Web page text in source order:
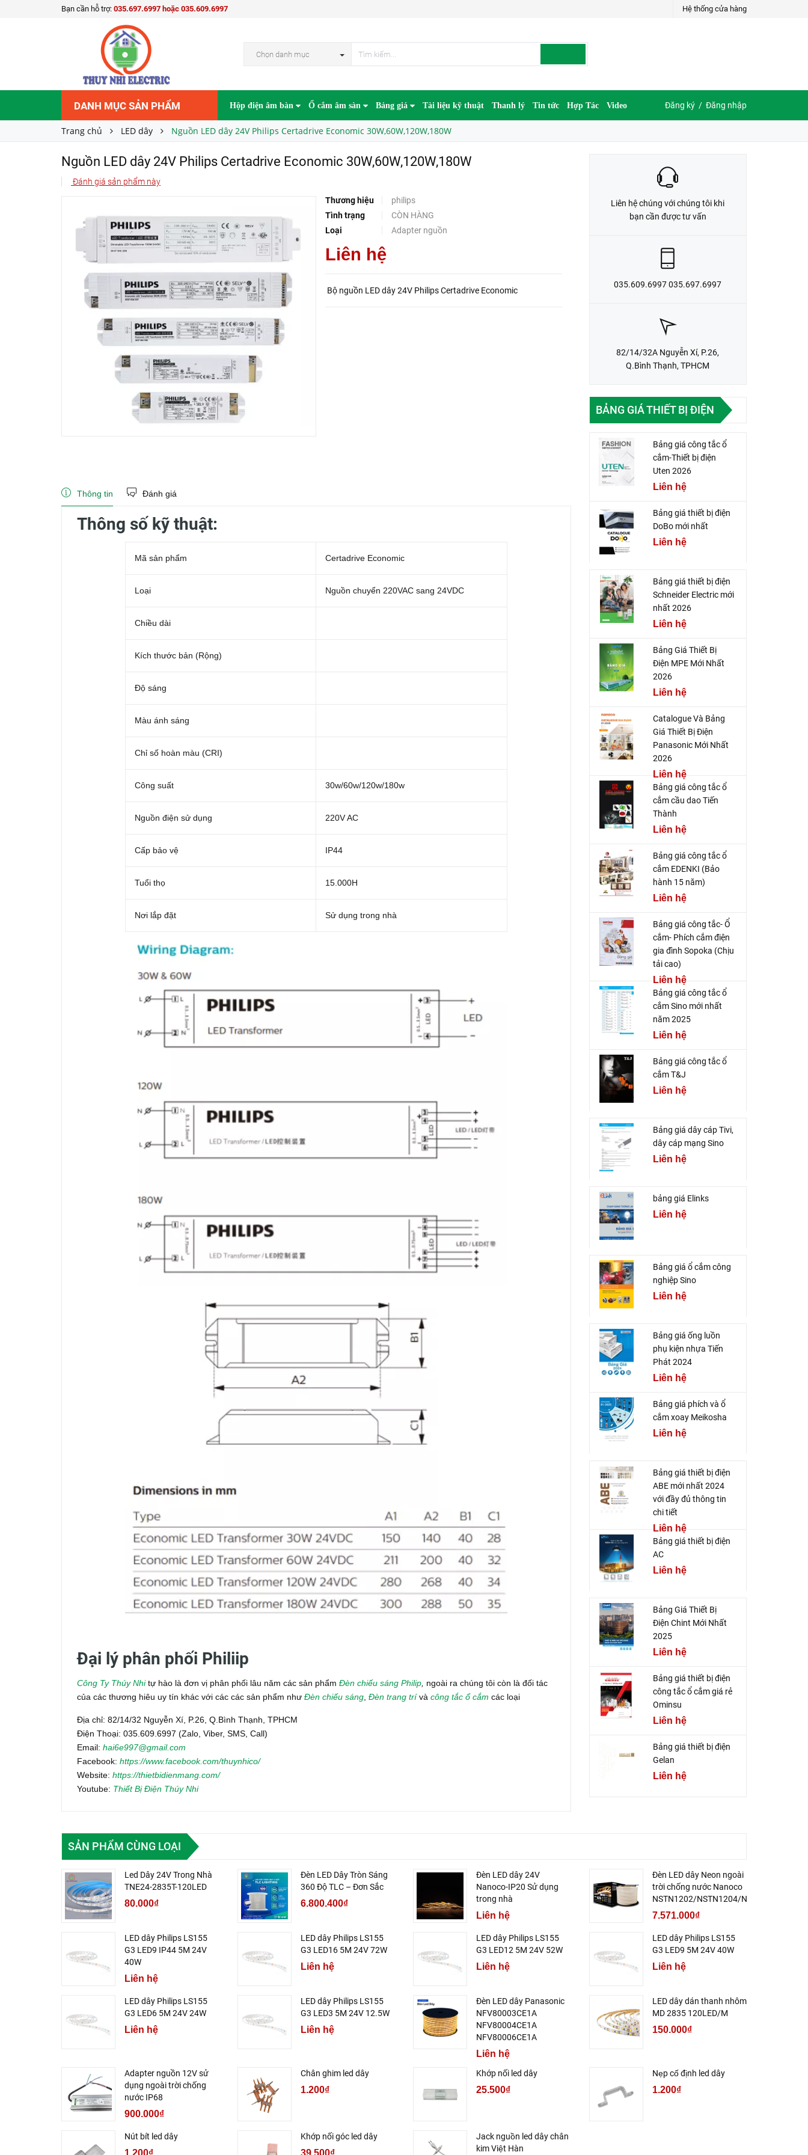
Bạn cần hỗ trợ: 035.697.6997 hoặc 035.609.6997 Hệ thống cửa hàng
Chọn danh mục
DANH MỤC SẢN PHẨM Hộp điện âm bàn Ổ cắm âm sàn Bảng giá Tài liệu kỹ thuật Thanh lý Tin tức Hợp Tác Video Đăng ký / Đăng nhập
Trang chủ LED dây Nguồn LED dây 24V Philips Certadrive Economic 30W,60W,120W,180W
Nguồn LED dây 24V Philips Certadrive Economic 30W,60W,120W,180W
Đánh giá sản phẩm này
Thương hiệu
philips
Tình trạng
CÒN HÀNG
Loại
Adapter nguồn
Liên hệ
Bộ nguồn LED dây 24V Philips Certadrive Economic
Giá bán: Liên hệ
LIÊN HỆ ĐẶT HÀNG
Thông tin Đánh giá
Thông số kỹ thuật:
Mã sản phẩm Certadrive Economic
Loại Nguồn chuyển 220VAC sang 24VDC
Chiều dài
Kích thước bản (Rộng)
Độ sáng
Màu ánh sáng
Chỉ số hoàn màu (CRI)
Công suất 30w/60w/120w/180w
Nguồn điện sử dụng 220V AC
Cấp bảo vệ IP44
Tuổi thọ 15.000H
Nơi lắp đặt Sử dụng trong nhà
Đại lý phân phối Philiip
Công Ty Thúy Nhitự hào là đơn vị phân phối lâu năm các sản phẩm Đèn chiếu sáng Philip ngoài ra chúng tôi còn là đối tác
của các thương hiêu uy tín khác với các các sản phẩm như Đèn chiếu sáng Đèn trang trívà công tắc ổ cắm các loại
Địa chỉ: 82/14/32 Nguyễn Xí, P.26, Q.Bình Thạnh, TPHCM
Điện Thoại: 035.609.6997 (Zalo, Viber, SMS, Call)
Email: hai6e997@gmail.com
Facebook: https://www.facebook.com/thuynhico/
Website: https://thietbidienmang.com/
Youtube: Thiết Bị Điện Thúy Nhi
Liên hệ chúng với chúng tôi khi
bạn cần được tư vấn
035.609.6997 035.697.6997
82/14/32A Nguyễn Xí, P.26,
Q.Bình Thạnh, TPHCM
BẢNG GIÁ THIẾT BỊ ĐIỆN
Bảng giá công tắc ổ
cắm-Thiết bị điện
Uten 2026
Liên hệ
Bảng giá thiết bị điện
DoBo mới nhất
Liên hệ
Bảng giá thiết bị điện
Schneider Electric mới
nhất 2026
Liên hệ
Bảng Giá Thiết Bị
Điện MPE Mới Nhất
2026
Liên hệ
Catalogue Và Bảng
Giá Thiết Bị Điện
Panasonic Mới Nhất
2026
Liên hệ
Bảng giá công tắc ổ
cắm cầu dao Tiến
Thành
Liên hệ
Bảng giá công tắc ổ
cắm EDENKI (Bảo
hành 15 năm)
Liên hệ
Bảng giá công tắc- Ổ
cắm- Phích cắm điện
gia đình Sopoka (Chịu
tải cao)
Liên hệ
Bảng giá công tắc ổ
cắm Sino mới nhất
năm 2025
Liên hệ
Bảng giá công tắc ổ
cắm T&J
Liên hệ
Bảng giá dây cáp Tivi,
dây cáp mạng Sino
Liên hệ
bảng giá Elinks
Liên hệ
Bảng giá ổ cắm công
nghiệp Sino
Liên hệ
Bảng giá ống luồn
phụ kiện nhựa Tiến
Phát 2024
Liên hệ
Bảng giá phích và ổ
cắm xoay Meikosha
Liên hệ
Bảng giá thiết bị điện
ABE mới nhất 2024
với đầy đủ thông tin
chi tiết
Liên hệ
Bảng giá thiết bị điện
AC
Liên hệ
Bảng Giá Thiết Bị
Điện Chint Mới Nhất
2025
Liên hệ
Bảng giá thiết bị điện
công tắc ổ cắm giá rẻ
Ominsu
Liên hệ
Bảng giá thiết bị điện
Gelan
Liên hệ
SẢN PHẨM CÙNG LOẠI
Led Dây 24V Trong Nhà
TNE24-2835T-120LED
80.000₫
Đèn LED Dây Tròn Sáng
360 Độ TLC – Đơn Sắc
6.800.400₫
Đèn LED dây 24V
Nanoco-IP20 Sử dụng
trong nhà
Liên hệ
Đèn LED dây Neon ngoài
trời chống nước Nanoco
NSTN1202/NSTN1204/NSTN1206
7.571.000₫
LED dây Philips LS155
G3 LED9 IP44 5M 24V
40W
Liên hệ
LED dây Philips LS155
G3 LED16 5M 24V 72W
Liên hệ
LED dây Philips LS155
G3 LED12 5M 24V 52W
Liên hệ
LED dây Philips LS155
G3 LED9 5M 24V 40W
Liên hệ
LED dây Philips LS155
G3 LED6 5M 24V 24W
Liên hệ
LED dây Philips LS155
G3 LED3 5M 24V 12.5W
Liên hệ
Đèn LED dây Panasonic
NFV80003CE1A
NFV80004CE1A
NFV80006CE1A
Liên hệ
LED dây dán thanh nhôm
MD 2835 120LED/M
150.000₫
Adapter nguồn 12V sử
dụng ngoài trời chống
nước IP68
900.000₫
Chân ghim led dây
1.200₫
Khớp nối led dây
25.500₫
Nẹp cố định led dây
1.200₫
Nút bít led dây
1.200₫
Khớp nối góc led dây
39.500₫
Jack nguồn led dây chân
kim Việt Hàn